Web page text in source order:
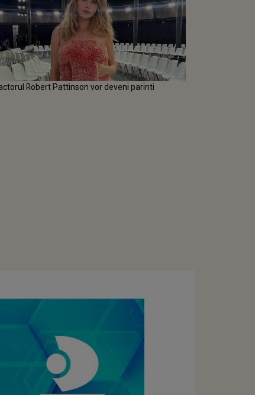
Robert Pattinson vor deveni parinti